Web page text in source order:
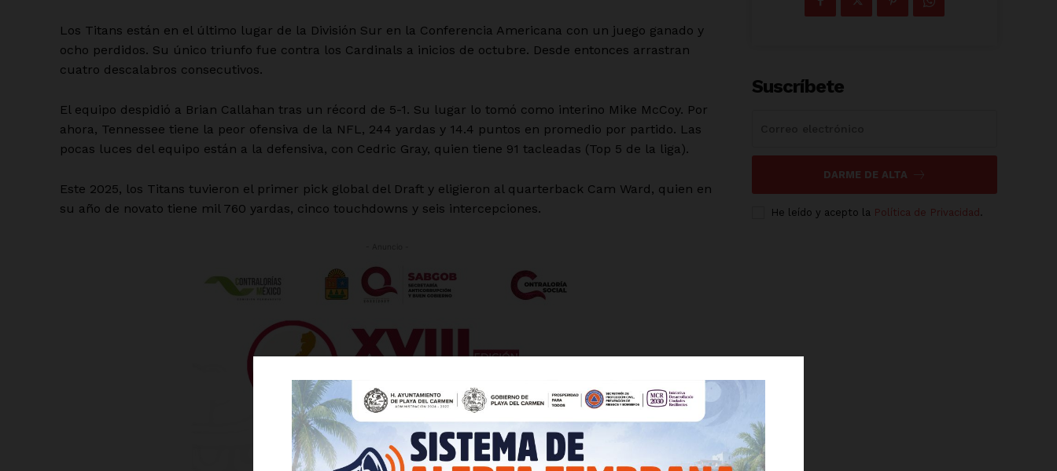
Los Titans están en el último lugar de la División Sur en la Conferencia Americana con un juego ganado y
ocho perdidos. Su único triunfo fue contra los Cardinals a inicios de octubre. Desde entonces arrastran
cuatro descalabros consecutivos.
El equipo despidió a Brian Callahan tras un récord de 5-1. Su lugar lo tomó como interino Mike McCoy. Por
ahora, Tennessee tiene la peor ofensiva de la NFL, 244 yardas y 14.4 puntos en promedio por partido. Las
pocas luces del equipo están a la defensiva, con Cedric Gray, quien tiene 91 tacleadas (Top 5 de la liga).
Este 2025, los Titans tuvieron el primer pick global del Draft y eligieron al quarterback Cam Ward, quien en
su año de novato tiene mil 760 yardas, cinco touchdowns y seis intercepciones.
Suscríbete
DARME DE ALTA
He leído y acepto la Política de Privacidad .